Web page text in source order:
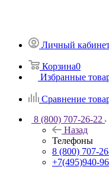
Личный
Корзина0
Избранные
Сравнение
8 (800) 707-26-22
Назад
Телефоны
8 (800) 707-
+7(495)940-